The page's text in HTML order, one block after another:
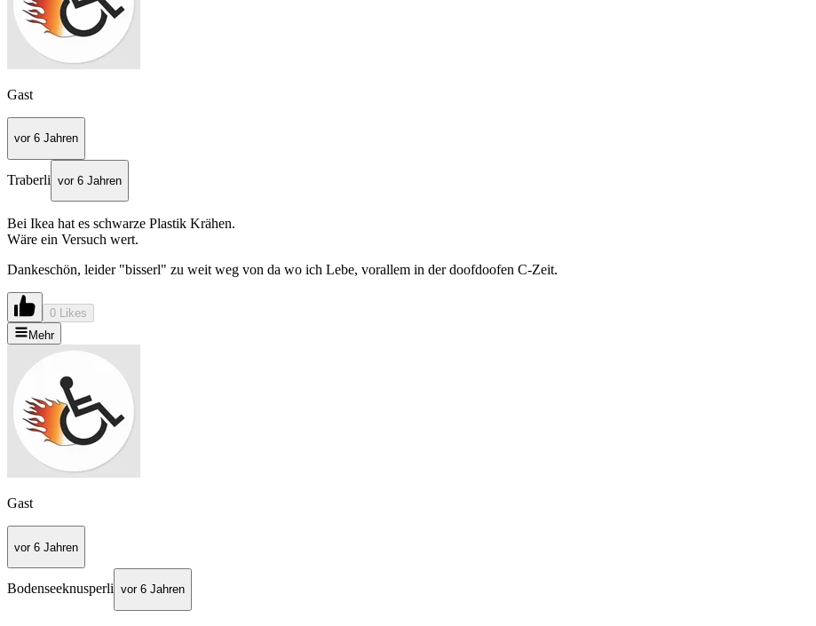
Gast
vor 6 Jahren
Traberli vor 6 Jahren
Bei Ikea hat es schwarze Plastik Krähen.
Wäre ein Versuch wert.
Dankeschön, leider "bisserl" zu weit weg von da wo ich Lebe, vorallem in der doofdoofen C-Zeit.
0 Likes
Mehr
Gast
vor 6 Jahren
Bodenseeknusperli vor 6 Jahren